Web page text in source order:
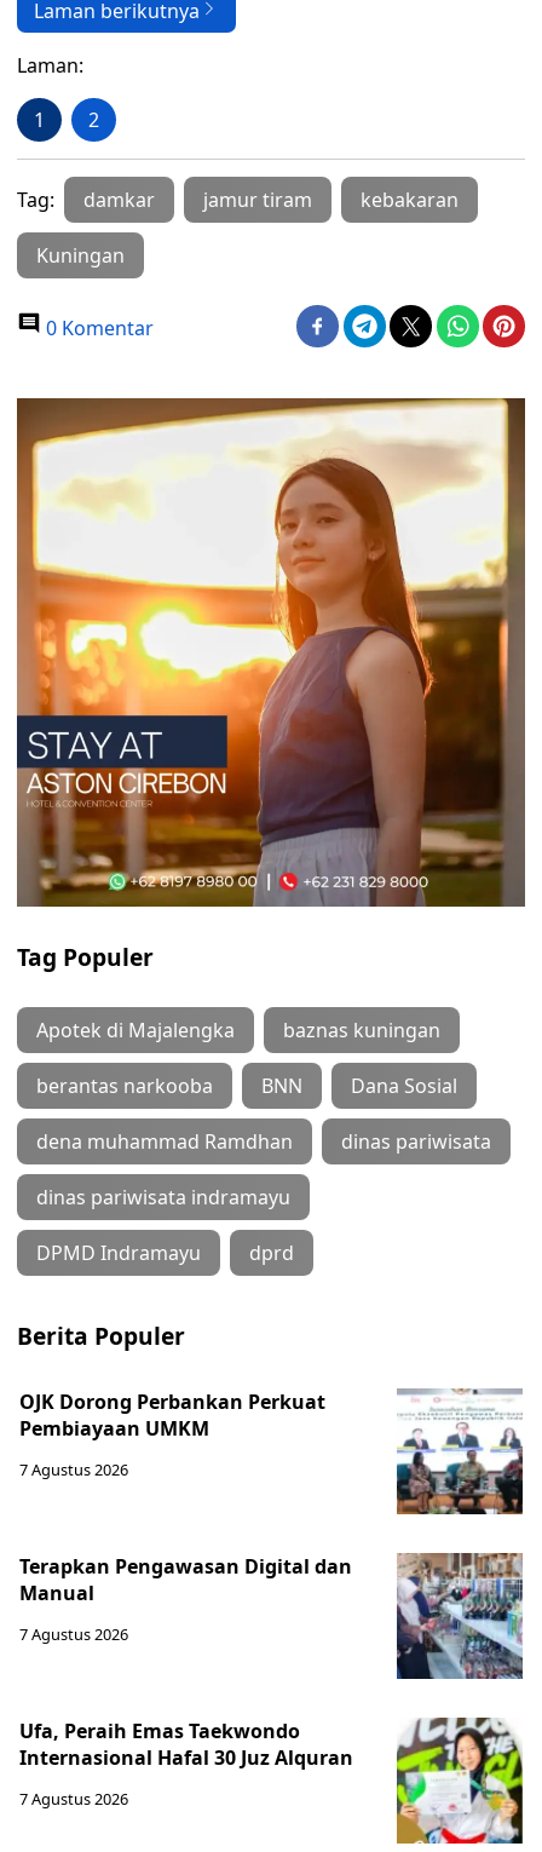
Laman berikutnya
Laman:
1 2
Tag: damkar jamur tiram kebakaran
Kuningan
0 Komentar
Tag Populer
Apotek di Majalengka baznas kuningan
berantas narkooba BNN Dana Sosial
dena muhammad Ramdhan dinas pariwisata
dinas pariwisata indramayu
DPMD Indramayu dprd
Berita Populer
OJK Dorong Perbankan Perkuat
Pembiayaan UMKM
7 Agustus 2026
Terapkan Pengawasan Digital dan
Manual
7 Agustus 2026
Ufa, Peraih Emas Taekwondo
Internasional Hafal 30 Juz Alquran
7 Agustus 2026